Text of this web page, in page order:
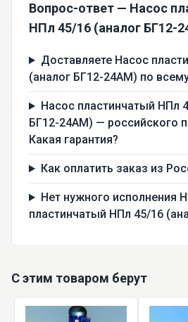
Вопрос-ответ — Насос
НПл 45/16 (аналог БГ12-
Доставляете Насос
(аналог БГ12-24АМ) по
Насос пластинчатый НПл
БГ12-24АМ) — российского
Какая гарантия?
Как оплатить заказ из
Нет нужного исполнения
пластинчатый НПл 45/16
С этим товаром берут